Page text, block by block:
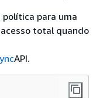
política para uma
total quando
API.